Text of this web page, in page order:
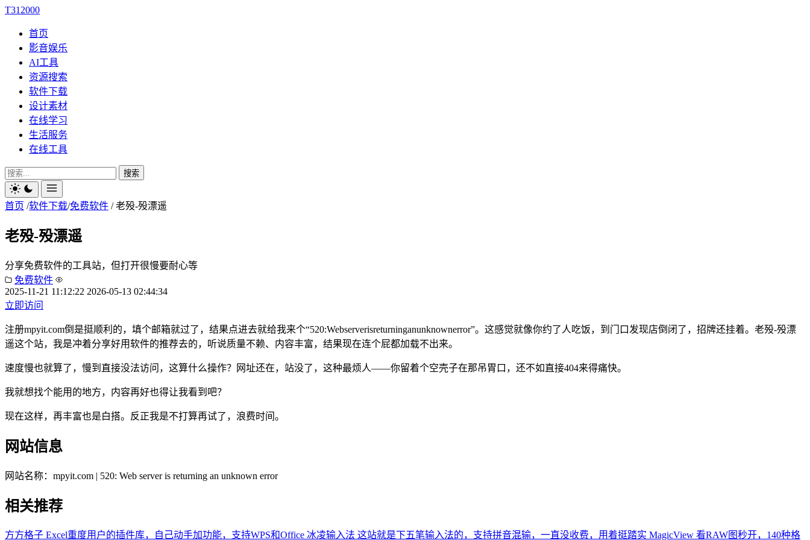
T312000
首页
影音娱乐
AI工具
资源搜索
软件下载
设计素材
在线学习
生活服务
在线工具
搜索
首页 /软件下载/免费软件 / 老殁-殁漂遥
老殁-殁漂遥
分享免费软件的工具站，但打开很慢要耐心等
免费软件
2025-11-21 11:12:22 2026-05-13 02:44:34
立即访问
注册mpyit.com倒是挺顺利的，填个邮箱就过了，结果点进去就给我来个“520:Webserverisreturninganunknownerror”。这感觉就像你约了人吃饭，到门口发现店倒闭了，招牌还挂着。老殁-殁漂
遥这个站，我是冲着分享好用软件的推荐去的，听说质量不赖、内容丰富，结果现在连个屁都加载不出来。
速度慢也就算了，慢到直接没法访问，这算什么操作？网址还在，站没了，这种最烦人——你留着个空壳子在那吊胃口，还不如直接404来得痛快。
我就想找个能用的地方，内容再好也得让我看到吧？
现在这样，再丰富也是白搭。反正我是不打算再试了，浪费时间。
网站信息
网站名称： mpyit.com | 520: Web server is returning an unknown error
相关推荐
方方格子 Excel重度用户的插件库，自己动手加功能，支持WPS和Office 冰凌输入法 这站就是下五笔输入法的，支持拼音混输，一直没收费，用着挺踏实 MagicView 看RAW图秒开，140种格